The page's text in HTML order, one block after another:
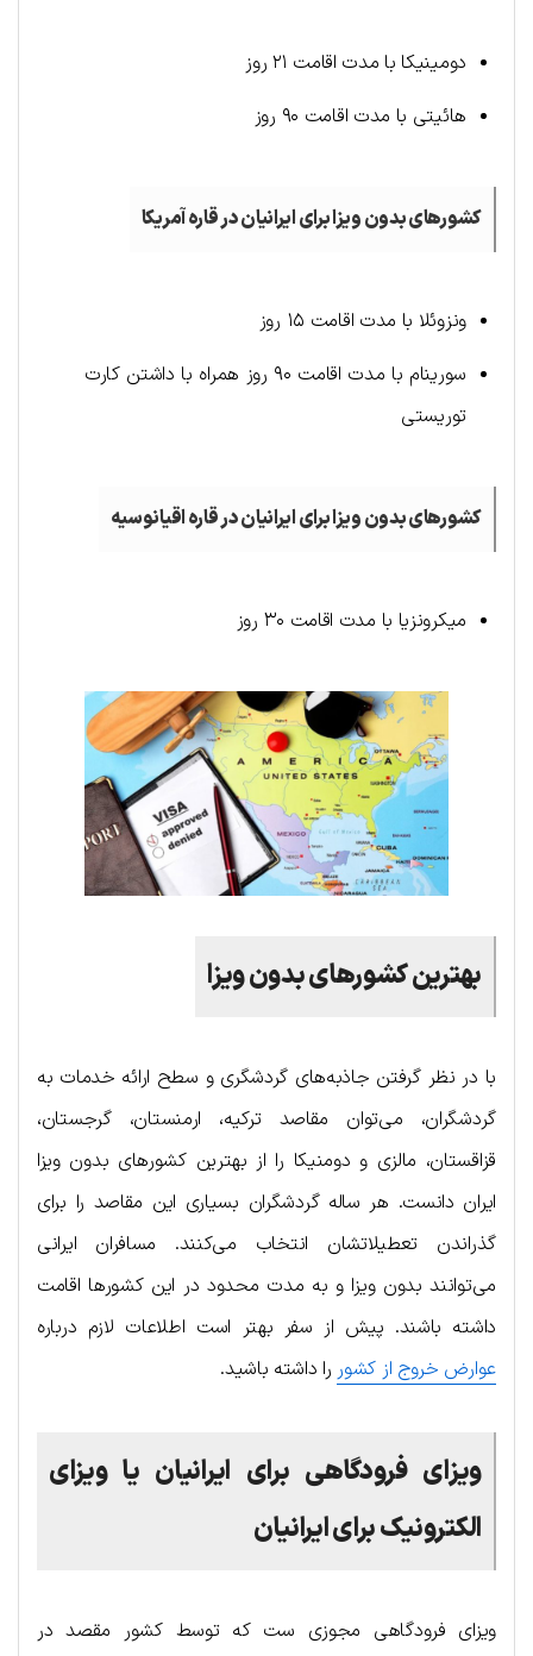
دومینیکا با مدت اقامت ۲۱ روز
هائیتی با مدت اقامت ۹۰ روز
کشورهای بدون ویزا برای ایرانیان در قاره آمریکا
ونزوئلا با مدت اقامت ۱۵ روز
سورینام با مدت اقامت ۹۰ روز همراه با داشتن کارت
توریستی
کشورهای بدون ویزا برای ایرانیان در قاره اقیانوسیه
میکرونزیا با مدت اقامت ۳۰ روز
بهترین کشورهای بدون ویزا
با در نظر گرفتن جاذبه‌های گردشگری و سطح ارائه خدمات به
گردشگران، می‌توان مقاصد ترکیه، ارمنستان، گرجستان،
قزاقستان، مالزی و دومنیکا را از بهترین کشورهای بدون ویزا
ایران دانست. هر ساله گردشگران بسیاری این مقاصد را برای
گذراندن تعطیلاتشان انتخاب می‌کنند. مسافران ایرانی
می‌توانند بدون ویزا و به مدت محدود در این کشورها اقامت
داشته باشند. پیش از سفر بهتر است اطلاعات لازم درباره
عوارض خروج از کشور را داشته باشید.
ویزای فرودگاهی برای ایرانیان یا ویزای
الکترونیک برای ایرانیان
ویزای فرودگاهی مجوزی ست که توسط کشور مقصد در